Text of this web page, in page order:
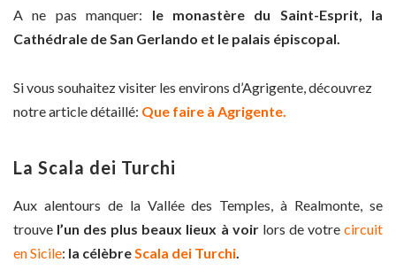
A ne pas manquer: le monastère du Saint-Esprit, la
Cathédrale de San Gerlando et le palais épiscopal.
Si vous souhaitez visiter les environs d’Agrigente, découvrez
notre article détaillé: Que faire à Agrigente.
La Scala dei Turchi
Aux alentours de la Vallée des Temples, à Realmonte, se
trouve l’un des plus beaux lieux à voirlors de votrecircuit
en Sicile: la célèbre Scala dei Turchi